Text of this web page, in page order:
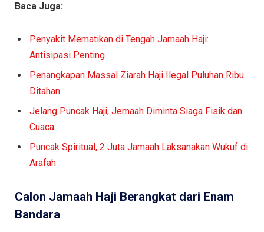
Baca Juga:
Penyakit Mematikan di Tengah Jamaah Haji:
Antisipasi Penting
Penangkapan Massal Ziarah Haji Ilegal Puluhan Ribu
Ditahan
Jelang Puncak Haji, Jemaah Diminta Siaga Fisik dan
Cuaca
Puncak Spiritual, 2 Juta Jamaah Laksanakan Wukuf di
Arafah
Calon Jamaah Haji Berangkat dari Enam
Bandara